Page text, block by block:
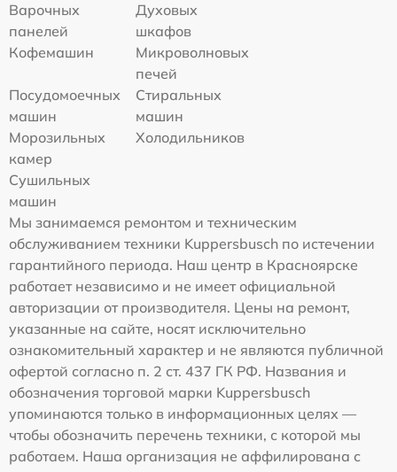
Варочных
панелей
Духовых
шкафов
Кофемашин
Микроволновых
печей
Посудомоечных
машин
Стиральных
машин
Морозильных
камер
Холодильников
Сушильных
машин
Мы занимаемся ремонтом и техническим
обслуживанием техники Kuppersbusch по истечении
гарантийного периода. Наш центр в Красноярске
работает независимо и не имеет официальной
авторизации от производителя. Цены на ремонт,
указанные на сайте, носят исключительно
ознакомительный характер и не являются публичной
офертой согласно п. 2 ст. 437 ГК РФ. Названия и
обозначения торговой марки Kuppersbusch
упоминаются только в информационных целях —
чтобы обозначить перечень техники, с которой мы
работаем. Наша организация не аффилирована с